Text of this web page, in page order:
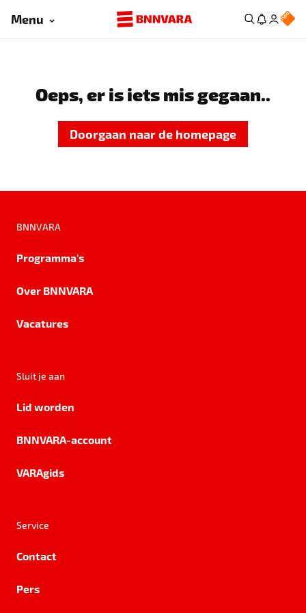
Menu
Oeps, er is iets mis gegaan..
Doorgaan naar de homepage
BNNVARA
Programma's
Over BNNVARA
Vacatures
Sluit je aan
Lid worden
BNNVARA-account
VARAgids
Service
Contact
Pers